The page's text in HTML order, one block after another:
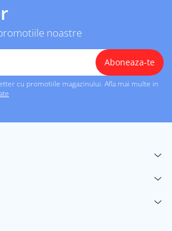
noastre
cu promotiile magazinului. Afla mai multe in